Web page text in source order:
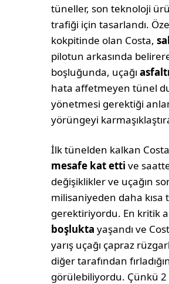
tüneller, son teknoloji
trafiği için tasarlandı.
kokpitinde olan Costa,
pilotun arkasında
boşluğunda, uçağı
hata affetmeyen tünel
yönetmesi gerektiği
yörüngeyi
İlk tünelden kalkan
mesafe kat etti ve
değişiklikler ve uçağın
milisaniyeden daha
gerektiriyordu. En kritik
boşlukta yaşandı ve
yarış uçağı çapraz
diğer tarafından
görülebiliyordu. Çünkü 2